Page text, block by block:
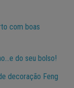
com boas
do seu bolso!
decoração Feng